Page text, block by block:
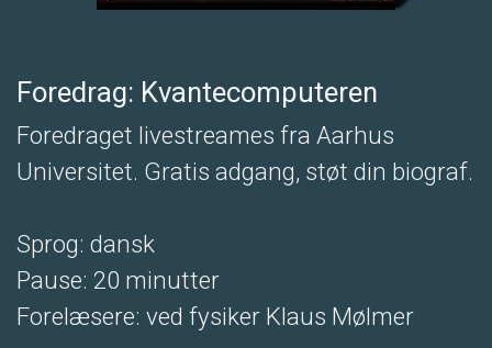
Foredrag: Kvantecomputeren
Foredraget livestreames fra Aarhus
Universitet. Gratis adgang, støt din biograf.
Sprog: dansk
Pause: 20 minutter
Forelæsere: ved fysiker Klaus Mølmer